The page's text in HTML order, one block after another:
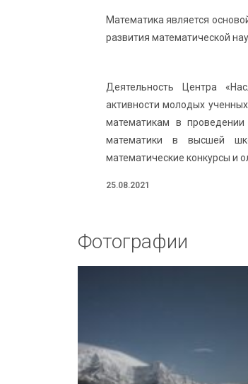
Математика является
развития математической
Деятельность Центра
активности молодых
математикам в проведении
математики в высшей
математические конкурсы и
25.08.2021
Фотографии